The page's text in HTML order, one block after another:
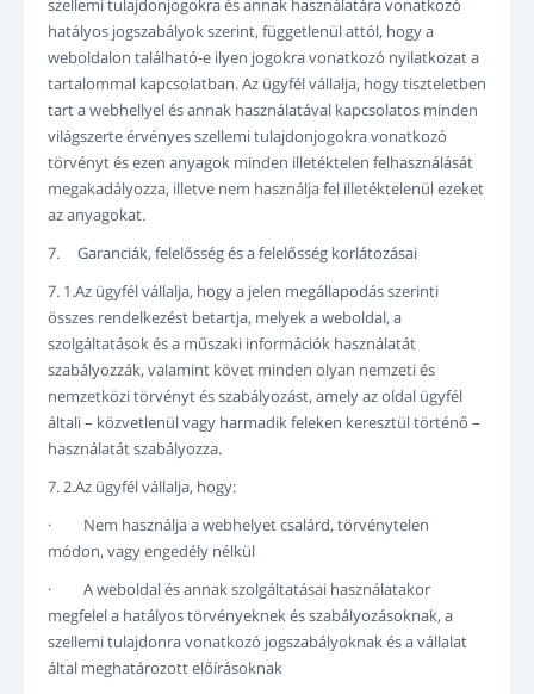
szellemi tulajdonjogokra és annak használatára vonatkozó
hatályos jogszabályok szerint, függetlenül attól, hogy a
weboldalon található-e ilyen jogokra vonatkozó nyilatkozat a
tartalommal kapcsolatban. Az ügyfél vállalja, hogy tiszteletben
tart a webhellyel és annak használatával kapcsolatos minden
világszerte érvényes szellemi tulajdonjogokra vonatkozó
törvényt és ezen anyagok minden illetéktelen felhasználását
megakadályozza, illetve nem használja fel illetéktelenül ezeket
az anyagokat.
7. Garanciák, felelősség és a felelősség korlátozásai
7. 1.Az ügyfél vállalja, hogy a jelen megállapodás szerinti
összes rendelkezést betartja, melyek a weboldal, a
szolgáltatások és a műszaki információk használatát
szabályozzák, valamint követ minden olyan nemzeti és
nemzetközi törvényt és szabályozást, amely az oldal ügyfél
általi – közvetlenül vagy harmadik feleken keresztül történő –
használatát szabályozza.
7. 2.Az ügyfél vállalja, hogy:
· Nem használja a webhelyet csalárd, törvénytelen
módon, vagy engedély nélkül
· A weboldal és annak szolgáltatásai használatakor
megfelel a hatályos törvényeknek és szabályozásoknak, a
szellemi tulajdonra vonatkozó jogszabályoknak és a vállalat
által meghatározott előírásoknak